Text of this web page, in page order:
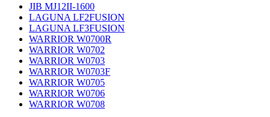
JIB MJ12II-1600
LAGUNA LF2FUSION
LAGUNA LF3FUSION
WARRIOR W0700R
WARRIOR W0702
WARRIOR W0703
WARRIOR W0703F
WARRIOR W0705
WARRIOR W0706
WARRIOR W0708